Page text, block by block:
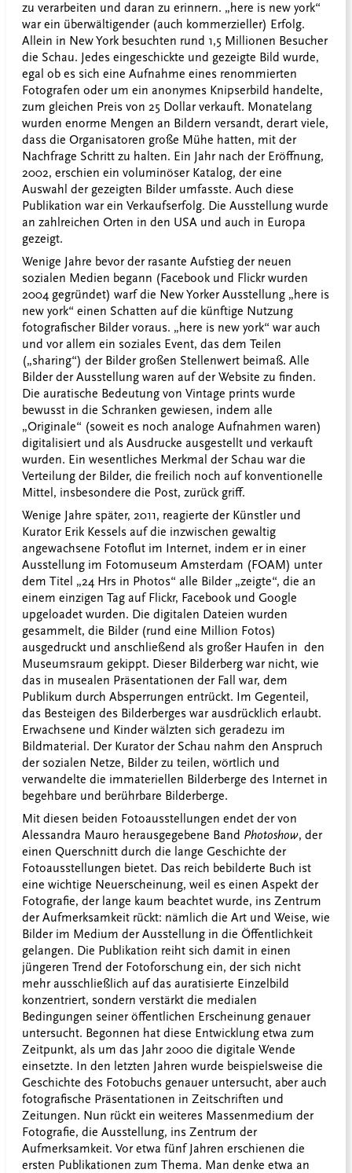
zu verarbeiten und daran zu erinnern. „here is new york“
war ein überwältigender (auch kommerzieller) Erfolg.
Allein in New York besuchten rund 1,5 Millionen Besucher
die Schau. Jedes eingeschickte und gezeigte Bild wurde,
egal ob es sich eine Aufnahme eines renommierten
Fotografen oder um ein anonymes Knipserbild handelte,
zum gleichen Preis von 25 Dollar verkauft. Monatelang
wurden enorme Mengen an Bildern versandt, derart viele,
dass die Organisatoren große Mühe hatten, mit der
Nachfrage Schritt zu halten. Ein Jahr nach der Eröffnung,
2002, erschien ein voluminöser Katalog, der eine
Auswahl der gezeigten Bilder umfasste. Auch diese
Publikation war ein Verkaufserfolg. Die Ausstellung wurde
an zahlreichen Orten in den USA und auch in Europa
gezeigt.
Wenige Jahre bevor der rasante Aufstieg der neuen
sozialen Medien begann (Facebook und Flickr wurden
2004 gegründet) warf die New Yorker Ausstellung „here is
new york“ einen Schatten auf die künftige Nutzung
fotografischer Bilder voraus. „here is new york“ war auch
und vor allem ein soziales Event, das dem Teilen
(„sharing“) der Bilder großen Stellenwert beimaß. Alle
Bilder der Ausstellung waren auf der Website zu finden.
Die auratische Bedeutung von Vintage prints wurde
bewusst in die Schranken gewiesen, indem alle
„Originale“ (soweit es noch analoge Aufnahmen waren)
digitalisiert und als Ausdrucke ausgestellt und verkauft
wurden. Ein wesentliches Merkmal der Schau war die
Verteilung der Bilder, die freilich noch auf konventionelle
Mittel, insbesondere die Post, zurück griff.
Wenige Jahre später, 2011, reagierte der Künstler und
Kurator Erik Kessels auf die inzwischen gewaltig
angewachsene Fotoflut im Internet, indem er in einer
Ausstellung im Fotomuseum Amsterdam (FOAM) unter
dem Titel „24 Hrs in Photos“ alle Bilder „zeigte“, die an
einem einzigen Tag auf Flickr, Facebook und Google
upgeloadet wurden. Die digitalen Dateien wurden
gesammelt, die Bilder (rund eine Million Fotos)
ausgedruckt und anschließend als großer Haufen in den
Museumsraum gekippt. Dieser Bilderberg war nicht, wie
das in musealen Präsentationen der Fall war, dem
Publikum durch Absperrungen entrückt. Im Gegenteil,
das Besteigen des Bilderberges war ausdrücklich erlaubt.
Erwachsene und Kinder wälzten sich geradezu im
Bildmaterial. Der Kurator der Schau nahm den Anspruch
der sozialen Netze, Bilder zu teilen, wörtlich und
verwandelte die immateriellen Bilderberge des Internet in
begehbare und berührbare Bilderberge.
Mit diesen beiden Fotoausstellungen endet der von
Alessandra Mauro herausgegebene Band Photoshow, der
einen Querschnitt durch die lange Geschichte der
Fotoausstellungen bietet. Das reich bebilderte Buch ist
eine wichtige Neuerscheinung, weil es einen Aspekt der
Fotografie, der lange kaum beachtet wurde, ins Zentrum
der Aufmerksamkeit rückt: nämlich die Art und Weise, wie
Bilder im Medium der Ausstellung in die Öffentlichkeit
gelangen. Die Publikation reiht sich damit in einen
jüngeren Trend der Fotoforschung ein, der sich nicht
mehr ausschließlich auf das auratisierte Einzelbild
konzentriert, sondern verstärkt die medialen
Bedingungen seiner öffentlichen Erscheinung genauer
untersucht. Begonnen hat diese Entwicklung etwa zum
Zeitpunkt, als um das Jahr 2000 die digitale Wende
einsetzte. In den letzten Jahren wurde beispielsweise die
Geschichte des Fotobuchs genauer untersucht, aber auch
fotografische Präsentationen in Zeitschriften und
Zeitungen. Nun rückt ein weiteres Massenmedium der
Fotografie, die Ausstellung, ins Zentrum der
Aufmerksamkeit. Vor etwa fünf Jahren erschienen die
ersten Publikationen zum Thema. Man denke etwa an